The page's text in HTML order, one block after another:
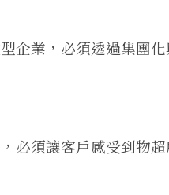
企業，必須透過集團
必須讓客戶感受到物